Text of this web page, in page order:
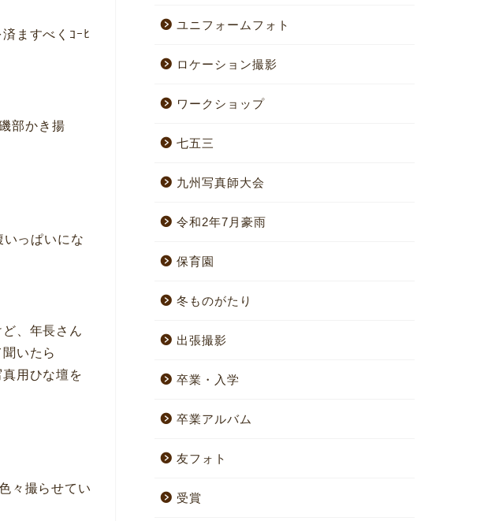
ますべくｺｰﾋ
部かき揚
っぱいにな
、年長さん
いたら
用ひな壇を
々撮らせてい
ユニフォームフォト
ロケーション撮影
ワークショップ
七五三
九州写真師大会
令和2年7月豪雨
保育園
冬ものがたり
出張撮影
卒業・入学
卒業アルバム
友フォト
受賞